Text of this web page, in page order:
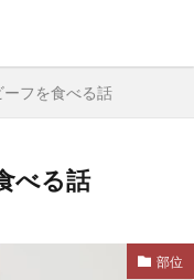
フを食べる話
べる話
部位